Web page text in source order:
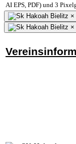
AI EPS, PDF) und 3
×
×